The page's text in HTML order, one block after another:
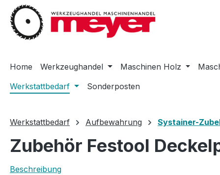
Hauptinhalt springen
Zur Suche springen
Zur Hauptnavigation springen
Home Werkzeughandel Maschinen Holz
Werkstattbedarf
Sonderposten
Werkstattbedarf Aufbewahrung Systainer-
Zubehör Festool
Beschreibung